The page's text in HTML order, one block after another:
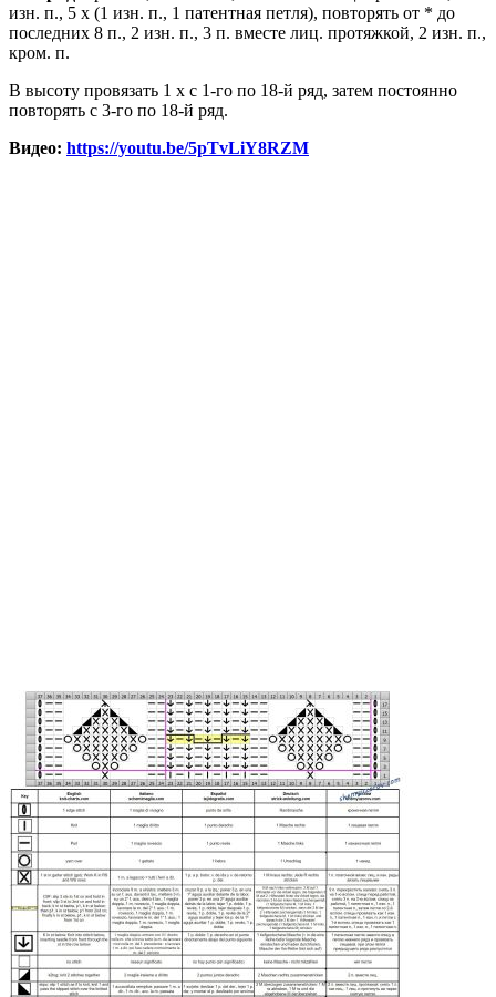
изн. п., 5 x (1 изн. п., 1 патентная петля), повторять от * до
последних 8 п., 2 изн. п., 3 п. вместе лиц. протяжкой, 2 изн. п.,
кром. п.
В высоту провязать 1 х с 1-го по 18-й ряд, затем постоянно
повторять с 3-го по 18-й ряд.
Видео: https://youtu.be/5pTvLiY8RZM